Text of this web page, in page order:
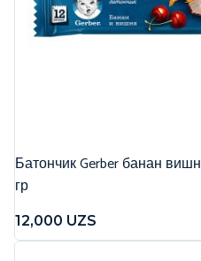
Батончик Gerber банан
гр
12,000 UZS